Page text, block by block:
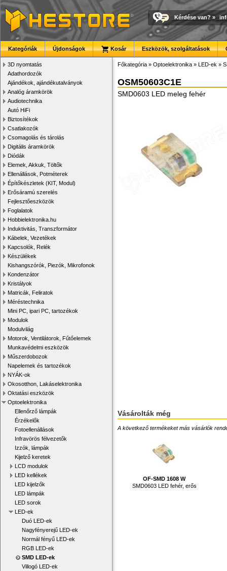
Kérdése van? »
Kategóriák Újdonságok Kosár Eszközök, szolgáltatások
3D nyomtatás
Adathordozók
Ajándékok, ajándékutalványok
Analóg áramkörök
Audiotechnika
Autó HiFi
Biztosítékok
Csatlakozók
Csomagolás és tárolás
Digitális áramkörök
Diódák
Elemek, Akkuk, Töltők
Ellenállások, Potméterek
Építőkészletek (KIT, Modul)
Erősáramú szerelés
Fejlesztőeszközök
Foglalatok
Hobbielektronika.hu
Induktivitás, Transzformátor
Kábelek, Vezetékek
Kapcsolók, Relék
Készülékek
Kishangszórók, Piezók, Mikrofonok
Kondenzátor
Kristályok
Matricák, Feliratok
Méréstechnika
Mini PC, ipari PC, tartozékok
Modulok
Modulvilág
Motorok, Ventilátorok, Fűtőelemek
Munkavédelmi eszközök
Műszerdobozok
Napelemek és tartozékok
NYÁK-ok
Okosotthon, Lakáselektronika
Oktatási eszközök
Optoelektronika
Ellenőrző lámpák
Érzékelők
Fotoellenállások
Infravörös félvezetők
Izzók, lámpák
Kijelző keretek
LCD modulok
LED kellékek
LED kijelzők
LED lámpák
LED sorok
LED-ek
Duó LED-ek
Nagyfényerejű LED-ek
Normál fényű LED-ek
RGB LED-ek
SMD LED-ek
Villogó LED-ek
Főkategória » Optoelektronika » LED-ek »
OSM50603C1E
SMD0603 LED meleg fehér
Vásárolták még
A következő termékeket más vásárlók
OF-SMD 1608 W
SMD0603 LED fehér, erős